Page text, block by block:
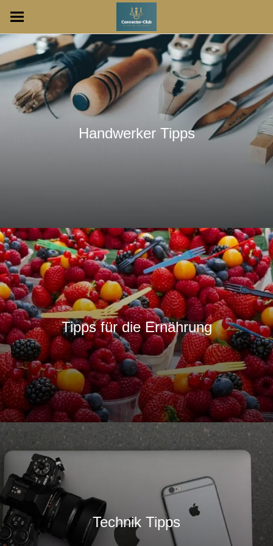
Handwerker Tipps
Tipps für die Ernährung
Technik Tipps